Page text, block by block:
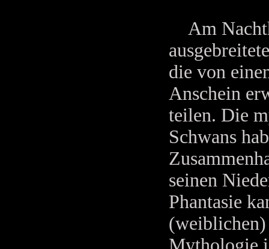
Am
die von
Anschein
teilen. Die
Schwans
seinen
Phantasie
(weiblichen)